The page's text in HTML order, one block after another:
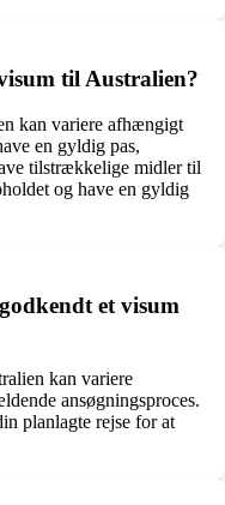
til Australien?
kan variere afhængigt
en gyldig pas,
tilstrækkelige midler til
og have en gyldig
et visum
kan variere
ansøgningsproces.
planlagte rejse for at